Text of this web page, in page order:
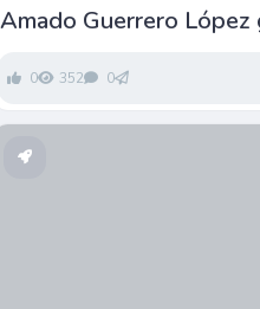
Amado Guerrero López gana confianza y el voto
0 352 0